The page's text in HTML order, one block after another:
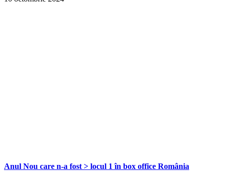
Anul Nou care n-a fost > locul 1 în box office România